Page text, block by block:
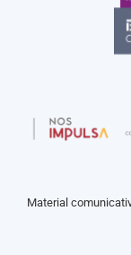
Material